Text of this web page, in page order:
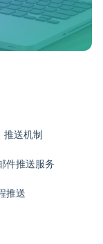
推送机制
件推送服务
推送